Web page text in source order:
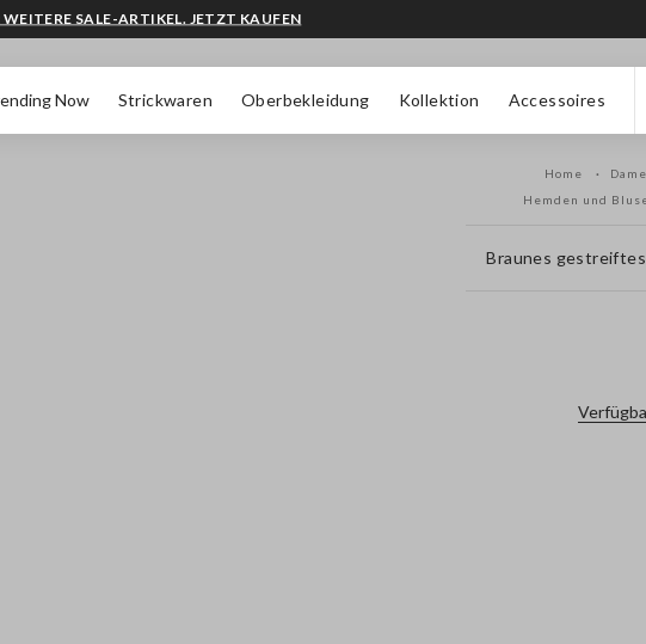
Now Strickwaren Oberbekleidung Kollektion Accessoires
WEITERE SALE-ARTIKEL. JETZT KAUFEN
Home
Hemden und
Braunes gestreiftes